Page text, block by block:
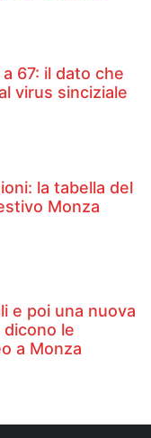
67: il dato che
virus sinciziale
la tabella del
Monza
e poi una nuova
le
a Monza